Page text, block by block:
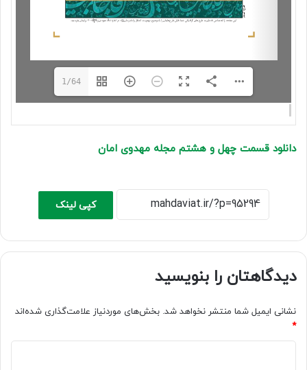
1/64
دانلود قسمت چهل و هشتم مجله مهدوی امان
کپی لینک
دیدگاهتان را بنویسید
نشانی ایمیل شما منتشر نخواهد شد. بخش‌های موردنیاز علامت‌گذاری شده‌اند
*